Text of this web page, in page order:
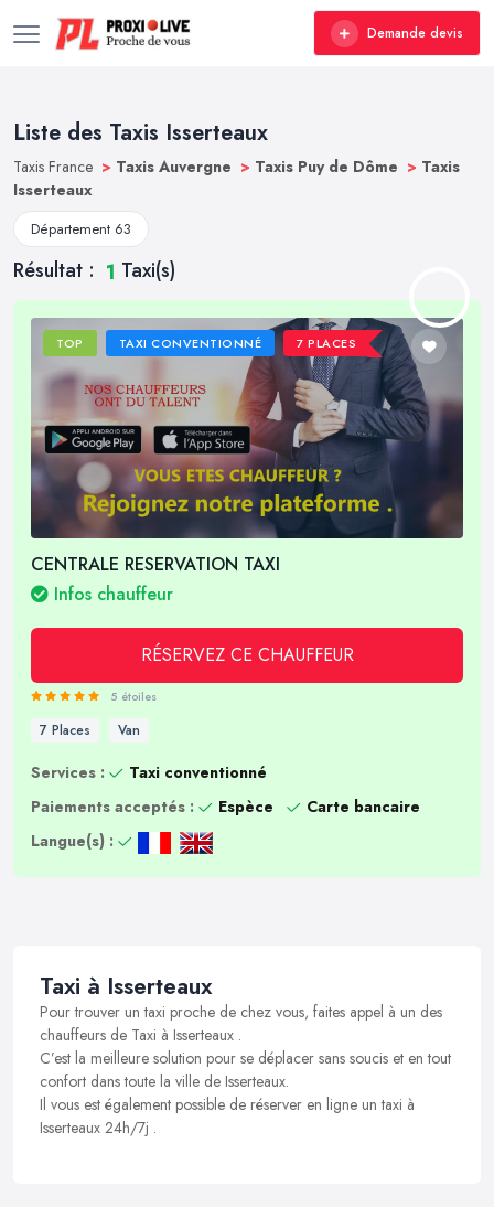
Demande devis
Liste des Taxis Isserteaux
Taxis France > Taxis Auvergne > Taxis Puy de Dôme > Taxis
Isserteaux
Département 63
Résultat : 1 Taxi(s)
TOP TAXI CONVENTIONNÉ 7 PLACES
CENTRALE RESERVATION TAXI
Infos chauffeur
RÉSERVEZ CE CHAUFFEUR
5 étoiles
7 Places Van
Services :
Taxi conventionné
Paiements acceptés :
Espèce
Carte bancaire
Langue(s) :
Taxi à Isserteaux
Pour trouver un taxi proche de chez vous, faites appel à un des
chauffeurs de Taxi à Isserteaux .
C’est la meilleure solution pour se déplacer sans soucis et en tout
confort dans toute la ville de Isserteaux.
Il vous est également possible de réserver en ligne un taxi à
Isserteaux 24h/7j .